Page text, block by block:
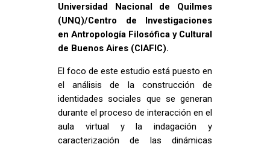
Universidad Nacional de Quilmes
(UNQ)/Centro de Investigaciones
en Antropología Filosófica y Cultural
de Buenos Aires (CIAFIC).
El foco de este estudio está puesto en
el análisis de la construcción de
identidades sociales que se generan
durante el proceso de interacción en el
aula virtual y la indagación y
caracterización de las dinámicas